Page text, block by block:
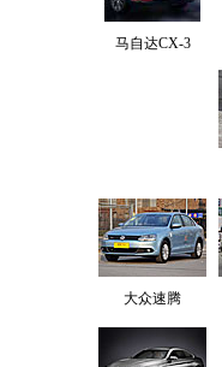
马自达CX-3
大众速腾